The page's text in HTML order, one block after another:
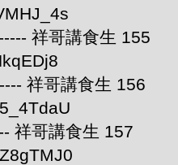
祥哥講食生 155
祥哥講食生 156
祥哥講食生 157